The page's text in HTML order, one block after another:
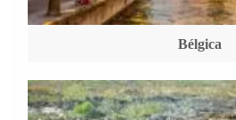
Bélgica